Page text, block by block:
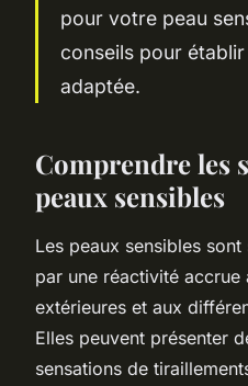
pour votre peau
conseils pour
adaptée.
Comprendre les
peaux sensibles
Les peaux sensibles
par une réactivité accrue
extérieures et aux
Elles peuvent présenter
sensations de